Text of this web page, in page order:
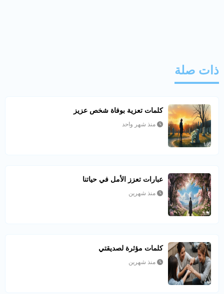
ذات صلة
كلمات تعزية بوفاة شخص عزيز
منذ شهر واحد
عبارات تعزز الأمل في حياتنا
منذ شهرين
كلمات مؤثرة لصديقتي
منذ شهرين